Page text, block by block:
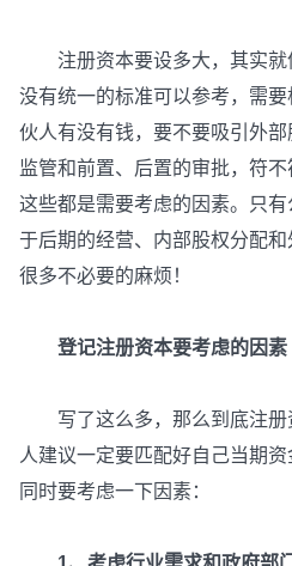
注册资本要设多大，其实就像
没有统一的标准可以参考，需
伙人有没有钱，要不要吸引外部
监管和前置、后置的审批，符不
这些都是需要考虑的因素。只
于后期的经营、内部股权分配
很多不必要的麻烦！
登记注册资本要考虑的因素
写了这么多，那么到底注册
人建议一定要匹配好自己当期资
同时要考虑一下因素：